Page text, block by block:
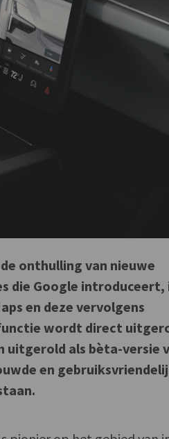
onthulling van nieuwe
die Google introduceert,
en deze vervolgens
wordt direct
uitgerold als bèta-versie
en